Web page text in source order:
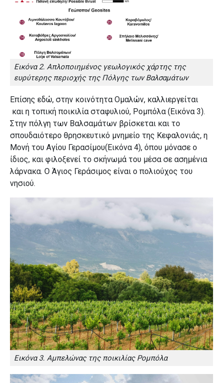
Εικόνα 2. Απλοποιημένος γεωλογικός χάρτης της
ευρύτερης περιοχής της Πόλγης των Βαλσαμάτων
Επίσης εδώ, στην κοινότητα Ομαλών, καλλιεργείται
και η τοπική ποικιλία σταφυλιού, Ρομπόλα (Εικόνα 3).
Στην πόλγη των Βαλσαμάτων βρίσκεται και το
σπουδαιότερο θρησκευτικό μνημείο της Κεφαλονιάς, η
Μονή του Αγίου Γερασίμου(Εικόνα 4), όπου μόνασε ο
ίδιος, και φιλοξενεί το σκήνωμά του μέσα σε ασημένια
λάρνακα. Ο Άγιος Γεράσιμος είναι ο πολιούχος του
νησιού.
Εικόνα 3. Αμπελώνας της ποικιλίας Ρομπόλα